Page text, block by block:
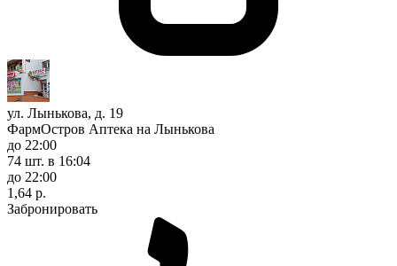
ул. Лынькова, д. 19
ФармОстров Аптека на Лынькова
до 22:00
74 шт. в 16:04
до 22:00
1,64 р.
Забронировать